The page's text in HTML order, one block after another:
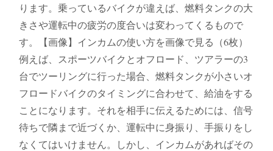
ります。乗っているバイクが違えば、燃料タンクの大
きさや運転中の疲労の度合いは変わってくるもので
す。【画像】インカムの使い方を画像で見る（6枚）
例えば、スポーツバイクとオフロード、ツアラーの3
台でツーリングに行った場合、燃料タンクが小さいオ
フロードバイクのタイミングに合わせて、給油をする
ことになります。それを相手に伝えるためには、信号
待ちで隣まで近づくか、運転中に身振り、手振りをし
なくてはいけません。しかし、インカムがあればその